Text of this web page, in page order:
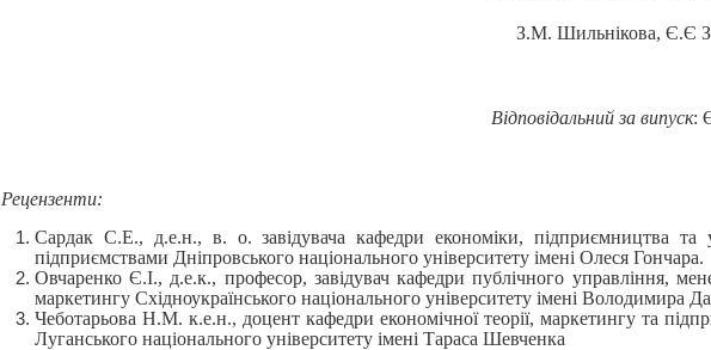
З.М. Шильнікова, Є.Є
Відповідальний за випуск:
Рецензенти:
Сардак С.Е., д.е.н., в. о. завідувача кафедри економіки, підприємництва та
підприємствами Дніпровського національного університету імені Олеся Гончара.
Овчаренко Є.І., д.е.к., професор, завідувач кафедри публічного управління,
маркетингу Східноукраїнського національного університету імені Володимира
Чеботарьова Н.М. к.е.н., доцент кафедри економічної теорії, маркетингу та
Луганського національного університету імені Тараса Шевченка